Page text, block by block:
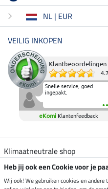
NL | EUR
VEILIG INKOPEN
Klantbeoordelingen
4.7
Snelle service, goed
ingepakt.
eKomi Klantenfeedback
Klimaatneutrale shop
Verzending per
Heb jij ook een Cookie voor je
Wij ook! We gebruiken cookies en